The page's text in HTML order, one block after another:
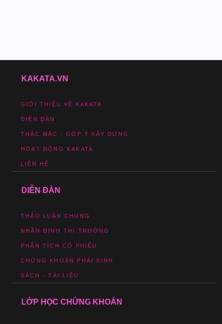
KAKATA.VN
GIỚI THIỆU VỀ KAKATA
DIỄN ĐÀN
THẮC MẮC - GÓP Ý XÂY DỰNG
HOẠT ĐỘNG KAKATA
LIÊN HỆ
DIỄN ĐÀN
THẢO LUẬN CHUNG
NHẬN ĐỊNH THỊ TRƯỜNG
PHÂN TÍCH CỔ PHIẾU
CHỨNG KHOÁN PHÁI SINH
SÁCH - TÀI LIỆU
LỚP HỌC CHỨNG KHOÁN